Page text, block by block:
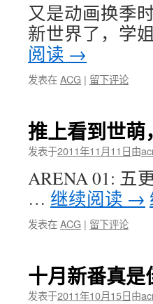
又是动画换季
新世界了，学
阅读 →
发表在ACG | 留下评论
推上看到世
发表于2011年11月11日由
ARENA 01: 五
… 继续阅读 →
发表在ACG | 留下评论
十月新番真是
发表于2011年10月15日由